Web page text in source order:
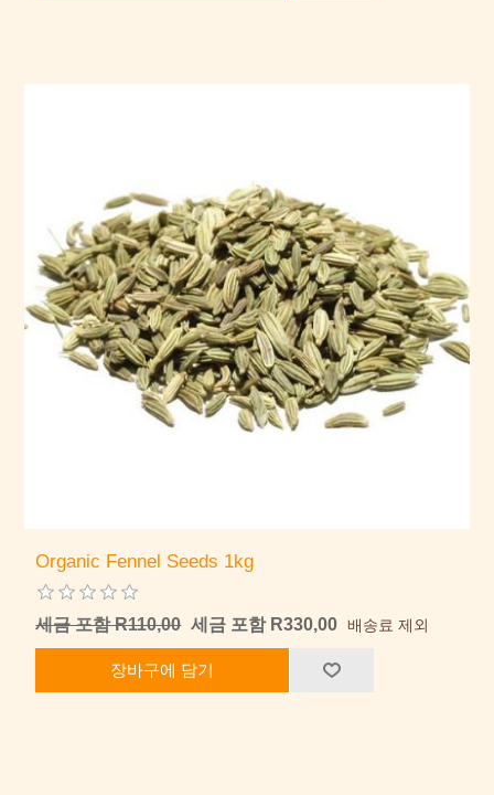
Organic Fennel Seeds 1kg
세금 포함 R110,00 세금 포함 R330,00 배송료 제외
장바구에 담기